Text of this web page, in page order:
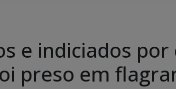
e indiciados por
preso em